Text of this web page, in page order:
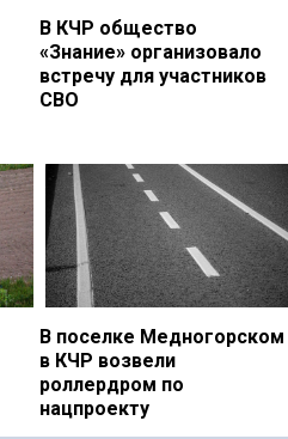
В КЧР общество
«Знание» организовало
встречу для участников
СВО
В поселке Медногорском
в КЧР возвели
роллердром по
нацпроекту